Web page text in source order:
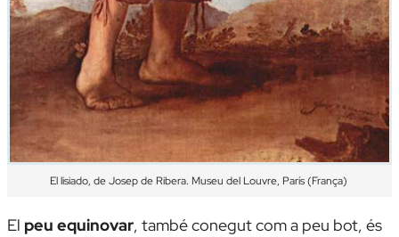
El lisiado, de Josep de Ribera. Museu del Louvre, París (França)
El peu equinovar, també conegut com a peu bot, és